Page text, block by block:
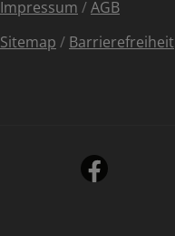
Impressum /AGB
Sitemap / Barrierefreiheit